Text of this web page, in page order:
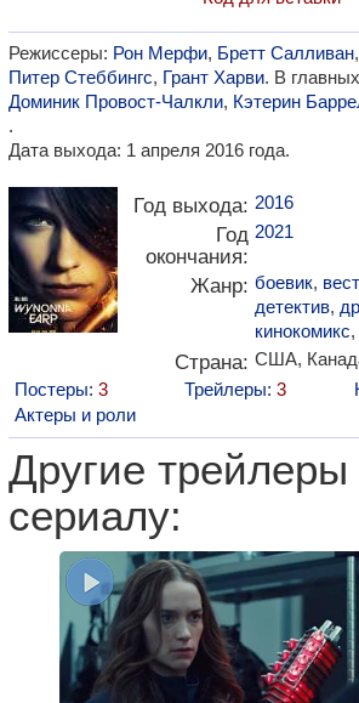
Режиссеры: Рон Мерфи, Бретт Салливан,
Питер Стеббингс, Грант Харви. В
Доминик Провост-Чалкли, Кэтерин
.
Дата выхода: 1 апреля 2016 года.
Год выхода: 2016
Год
окончания:
2021
Жанр: боевик,
детектив,
кинокомикс,
Страна: США,
Постеры: 3 Трейлеры: 3
Актеры и роли
Другие трейлеры
сериалу: